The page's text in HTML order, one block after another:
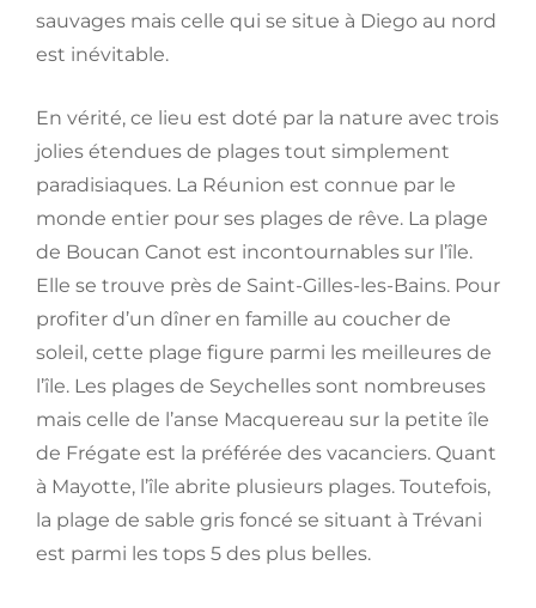
sauvages mais celle qui se situe à Diego au nord
est inévitable.
En vérité, ce lieu est doté par la nature avec trois
jolies étendues de plages tout simplement
paradisiaques. La Réunion est connue par le
monde entier pour ses plages de rêve. La plage
de Boucan Canot est incontournables sur l’île.
Elle se trouve près de Saint-Gilles-les-Bains. Pour
profiter d’un dîner en famille au coucher de
soleil, cette plage figure parmi les meilleures de
l’île. Les plages de Seychelles sont nombreuses
mais celle de l’anse Macquereau sur la petite île
de Frégate est la préférée des vacanciers. Quant
à Mayotte, l’île abrite plusieurs plages. Toutefois,
la plage de sable gris foncé se situant à Trévani
est parmi les tops 5 des plus belles.